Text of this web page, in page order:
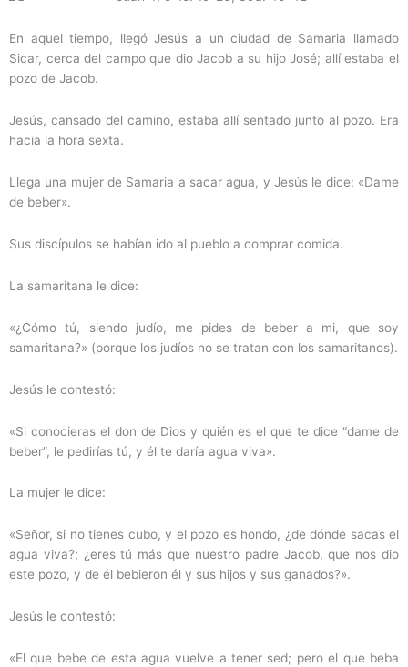
En aquel tiempo, llegó Jesús a un ciudad de Samaria llamado
Sicar, cerca del campo que dio Jacob a su hijo José; allí estaba el
pozo de Jacob.
Jesús, cansado del camino, estaba allí sentado junto al pozo. Era
hacia la hora sexta.
Llega una mujer de Samaria a sacar agua, y Jesús le dice: «Dame
de beber».
Sus discípulos se habían ido al pueblo a comprar comida.
La samaritana le dice:
«¿Cómo tú, siendo judío, me pides de beber a mi, que soy
samaritana?» (porque los judíos no se tratan con los samaritanos).
Jesús le contestó:
«Si conocieras el don de Dios y quién es el que te dice “dame de
beber”, le pedirías tú, y él te daría agua viva».
La mujer le dice:
«Señor, si no tienes cubo, y el pozo es hondo, ¿de dónde sacas el
agua viva?; ¿eres tú más que nuestro padre Jacob, que nos dio
este pozo, y de él bebieron él y sus hijos y sus ganados?».
Jesús le contestó:
«El que bebe de esta agua vuelve a tener sed; pero el que beba